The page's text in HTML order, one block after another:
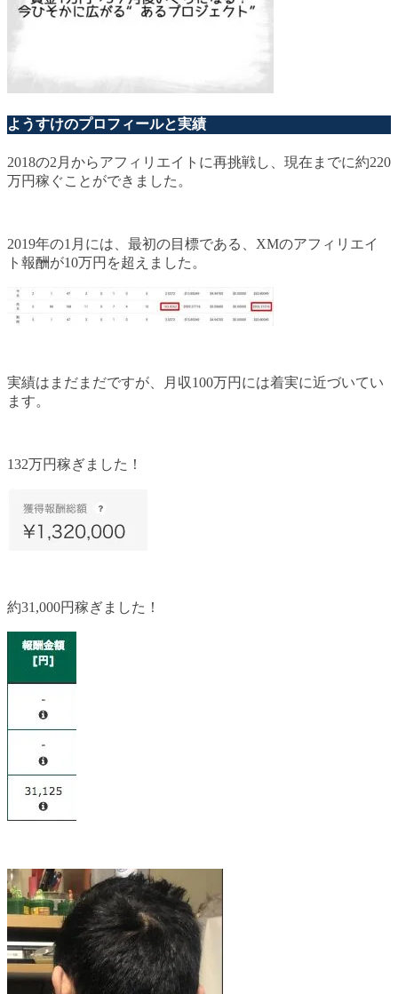
ようすけのプロフィールと実績
2018の2月からアフィリエイトに再挑戦し、現在までに約220
万円稼ぐことができました。
2019年の1月には、最初の目標である、XMのアフィリエイ
ト報酬が10万円を超えました。
実績はまだまだですが、月収100万円には着実に近づいてい
ます。
132万円稼ぎました！
約31,000円稼ぎました！